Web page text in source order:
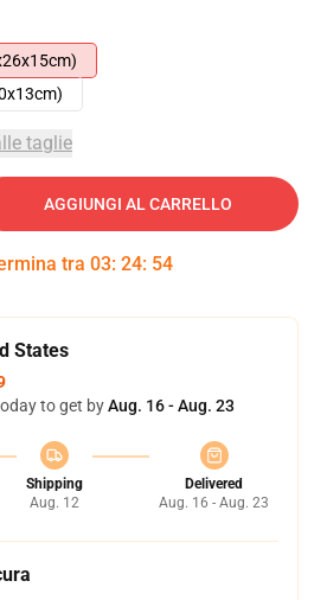
taglie
AGGIUNGI AL CARRELLO
tra 03: 24: 53
States
to get byAug. 16 - Aug. 23
Shipping
Aug. 12
Delivered
Aug. 16 - Aug. 23